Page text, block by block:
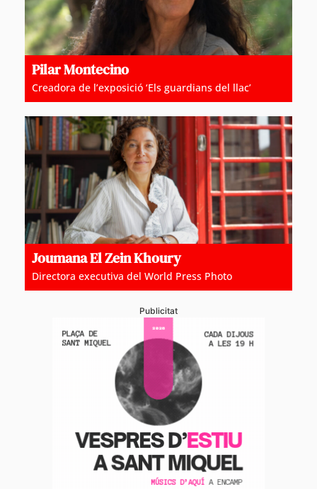
Pilar Montecino
Creadora de l’exposició ‘Els guardians del llac’
Joumana El Zein Khoury
Directora executiva del World Press Photo
Publicitat